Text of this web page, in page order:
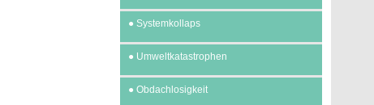
● Systemkollaps
● Umweltkatastrophen
● Obdachlosigkeit